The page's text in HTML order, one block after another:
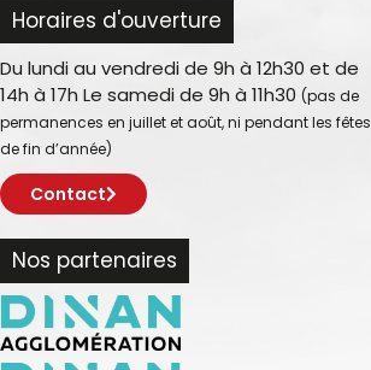
Horaires d'ouverture
Du lundi au vendredi de 9h à 12h30 et de
14h à 17h Le samedi de 9h à 11h30 (pas de
permanences en juillet et août, ni pendant les fêtes
de fin d’année)
Contact
Nos partenaires